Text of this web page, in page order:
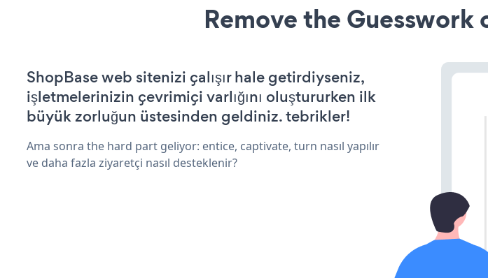
Remove the
ShopBase web sitenizi çalışır hale getirdiyseniz,
işletmelerinizin çevrimiçi varlığını oluştururken ilk
büyük zorluğun üstesinden geldiniz. tebrikler!
Ama sonra the hard part geliyor: entice, captivate, turn nasıl yapılır
ve daha fazla ziyaretçi nasıl desteklenir?